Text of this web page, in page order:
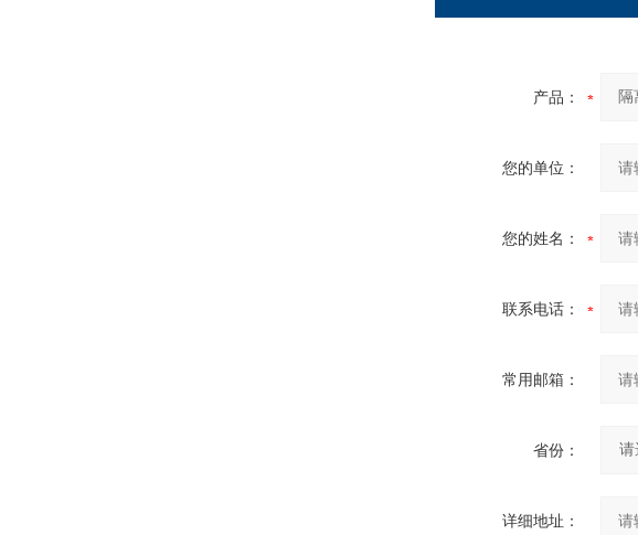
产品：
您的单位：
您的姓名：
联系电话：
常用邮箱：
省份：
详细地址：